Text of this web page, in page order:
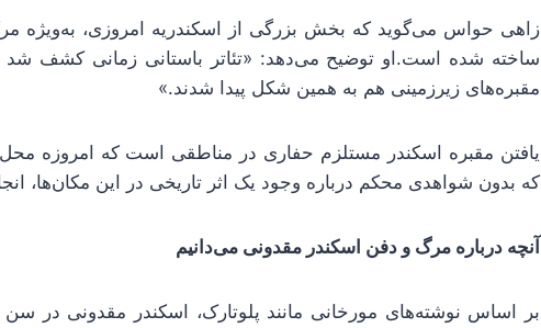
زاهی حواس می‌گوید که بخش بزرگی از اسکندریه امروزی، به‌ویژه
ساخته شده است.او توضیح می‌دهد: «تئاتر باستانی زمانی کشف شد
مقبره‌های زیرزمینی هم به همین شکل پیدا شدند.»
یافتن مقبره اسکندر مستلزم حفاری در مناطقی است که امروزه
که بدون شواهدی محکم درباره وجود یک اثر تاریخی در این مکان‌ها،
آنچه درباره مرگ و دفن اسکندر مقدونی می‌دانیم